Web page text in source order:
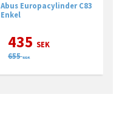
Abus Europacylinder C83
Enkel
435 SEK
655 SEK